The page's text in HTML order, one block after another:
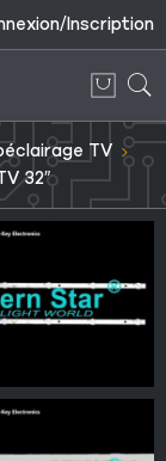
Inscription
TV
32″